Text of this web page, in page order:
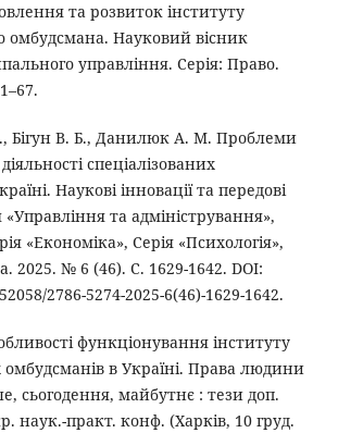
та розвиток інституту
омбудсмана. Науковий вісник
управління. Серія: Право.
Бігун В. Б., Данилюк А. М. Проблеми
спеціалізованих
Наукові інновації та передові
«Управління та адміністрування»,
«Економіка», Серія «Психологія»,
2025. № 6 (46). C. 1629-1642. DOI:
2786-5274-2025-6(46)-1629-1642.
функціонування інституту
омбудсманів в Україні. Права людини
сьогодення, майбутнє : тези доп.
наук.-практ. конф. (Харків, 10 груд.